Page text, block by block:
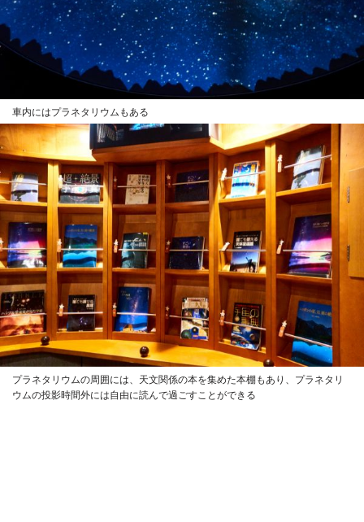
車内にはプラネタリウムもある
プラネタリウムの周囲には、天文関係の本を集めた本棚もあり、プラネタリ
ウムの投影時間外には自由に読んで過ごすことができる